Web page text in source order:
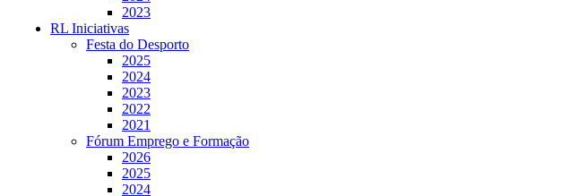
2023
RL Iniciativas
Festa do Desporto
2025
2024
2023
2022
2021
Fórum Emprego e Formação
2026
2025
2024